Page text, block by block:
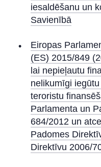
iesaldēšanu un
Savienībā
Eiropas
(ES) 2015/849
lai nepieļautu
nelikumīgi
teroristu
Parlamenta un
684/2012 un
Padomes
Direktīvu 2006/